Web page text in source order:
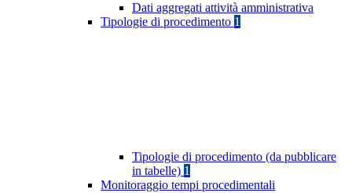
Dati aggregati attività amministrativa
Tipologie di procedimento 1
Tipologie di procedimento (da pubblicare
in tabelle) 1
Monitoraggio tempi procedimentali